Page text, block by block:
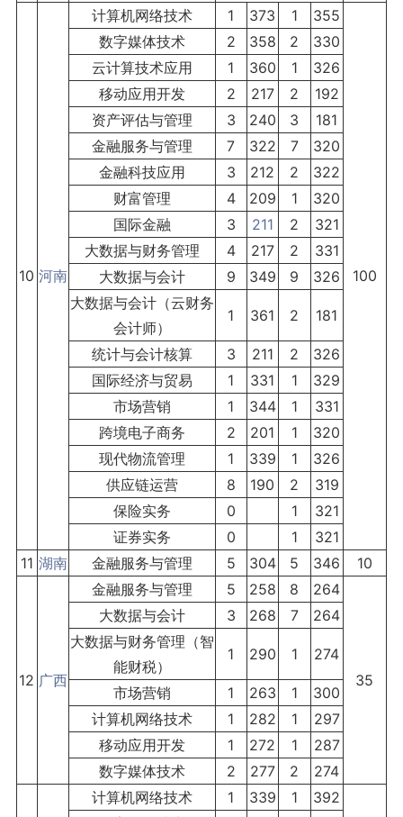
10 河南
计算机网络技术 1 373 1 355
100
数字媒体技术 2 358 2
330
云计算技术应用
1 360 1
326
移动应用开发
2 217 2
192
资产评估与管理
3 240 3
181
金融服务与管理
7 322 7
320
金融科技应用
3 212 2
322
财富管理
4 209 1
320
国际金融
3 211 2
321
大数据与财务管理
4 217 2
331
大数据与会计
9 349 9
326
大数据与会计（云财务
会计师）
1 361 2 181
统计与会计核算 3 211 2
326
国际经济与贸易
1 331 1
329
市场营销
1 344 1
331
跨境电子商务
2 201 1
320
现代物流管理
1 339 1
326
供应链运营
8 190 2
319
保险实务
0 1
321
证券实务
0 1
321
11 湖南 金融服务与管理 5 304 5 346 10
12 广西
金融服务与管理 5 258 8 264
35
大数据与会计 3 268 7
264
大数据与财务管理（智
能财税）
1 290 1 274
市场营销 1 263 1
300
计算机网络技术
1 282 1
297
移动应用开发
1 272 1
287
数字媒体技术
2 277 2 274
计算机网络技术 1 339 1 392